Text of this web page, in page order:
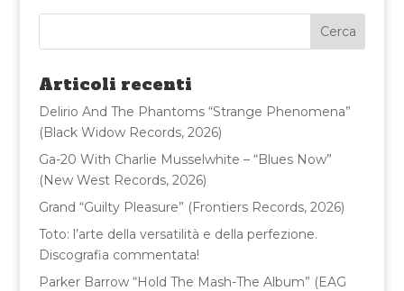
e
b
o
o
k
te
r
l
di
vi
di
Articoli recenti
Delirio And The Phantoms “Strange Phenomena”
(Black Widow Records, 2026)
Ga-20 With Charlie Musselwhite – “Blues Now”
(New West Records, 2026)
Grand “Guilty Pleasure” (Frontiers Records, 2026)
Toto: l’arte della versatilità e della perfezione.
Discografia commentata!
Parker Barrow “Hold The Mash-The Album” (EAG